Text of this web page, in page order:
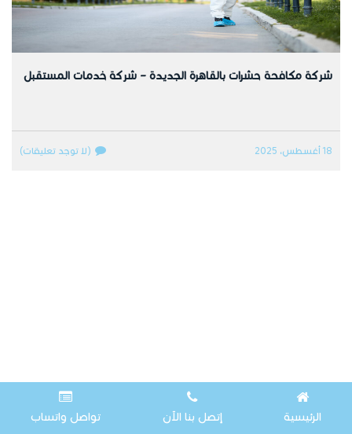
شركة مكافحة حشرات بالقاهرة الجديدة – شركة خدمات المستقبل
18 أغسطس، 2025 (لا توجد تعليقات)
الرئيسية إتصل بنا الآن تواصل واتساب